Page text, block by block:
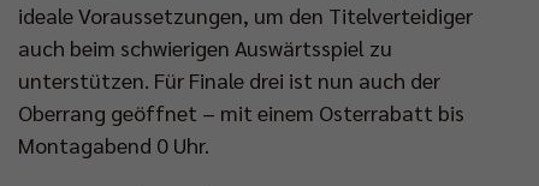
ideale Voraussetzungen, um den Titelverteidiger
auch beim schwierigen Auswärtsspiel zu
unterstützen. Für Finale drei ist nun auch der
Oberrang geöffnet – mit einem Osterrabatt bis
Montagabend 0 Uhr.